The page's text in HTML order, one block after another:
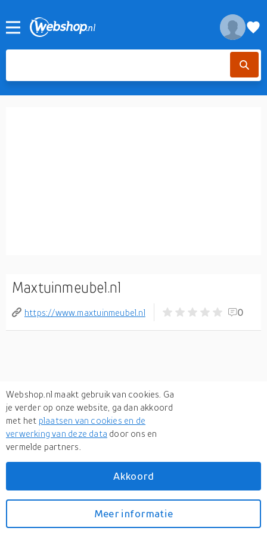
Maxtuinmeubel.nl
https://www.maxtuinmeubel.nl 0
Webshop.nl maakt gebruik van cookies. Ga
je verder op onze website, ga dan akkoord
met het plaatsen van cookies en de
verwerking van deze data door ons en
vermelde partners.
Akkoord
Meer informatie